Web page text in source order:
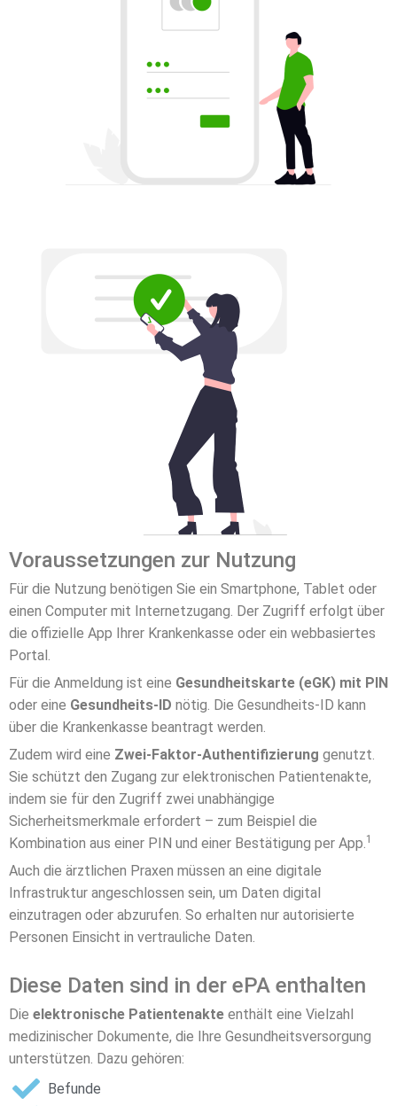
Voraussetzungen zur Nutzung
Für die Nutzung benötigen Sie ein Smartphone, Tablet oder
einen Computer mit Internetzugang. Der Zugriff erfolgt über
die offizielle App Ihrer Krankenkasse oder ein webbasiertes
Portal.
Für die Anmeldung ist eine Gesundheitskarte (eGK) mit PIN
oder eine Gesundheits-ID nötig. Die Gesundheits-ID kann
über die Krankenkasse beantragt werden.
Zudem wird eine Zwei-Faktor-Authentifizierung genutzt.
Sie schützt den Zugang zur elektronischen Patientenakte,
indem sie für den Zugriff zwei unabhängige
Sicherheitsmerkmale erfordert – zum Beispiel die
Kombination aus einer PIN und einer Bestätigung per App.1
Auch die ärztlichen Praxen müssen an eine digitale
Infrastruktur angeschlossen sein, um Daten digital
einzutragen oder abzurufen. So erhalten nur autorisierte
Personen Einsicht in vertrauliche Daten.
Diese Daten sind in der ePA enthalten
Die elektronische Patientenakte enthält eine Vielzahl
medizinischer Dokumente, die Ihre Gesundheitsversorgung
unterstützen. Dazu gehören:
Befunde